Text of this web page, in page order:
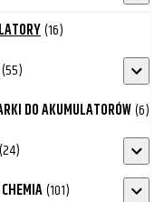
(16)
(55)
DO AKUMULATORÓW(6)
(24)
(101)